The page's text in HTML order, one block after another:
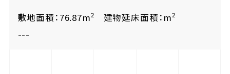
敷地面積：76.87m2 建物延床面積：m2
---